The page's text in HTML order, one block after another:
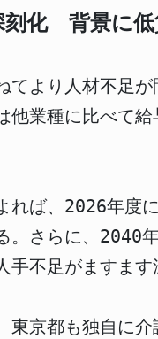
刻化 背景に低
てより人材不足
他業種に比べて
れば、2026年度
。さらに、2040
手不足がますま
東京都も独自に